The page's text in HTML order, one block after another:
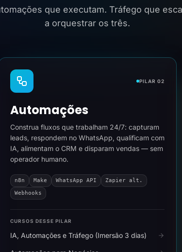
que executam. Tráfego que
a orquestrar os três.
PILAR 02
Automações
Construa fluxos que trabalham 24/7: capturam
leads, respondem no WhatsApp, qualificam com
IA, alimentam o CRM e disparam vendas — sem
operador humano.
n8n Make WhatsApp API
Zapier alt.
Webhooks
CURSOS DESSE PILAR
IA, Automações e Tráfego (Imersão 3 dias)